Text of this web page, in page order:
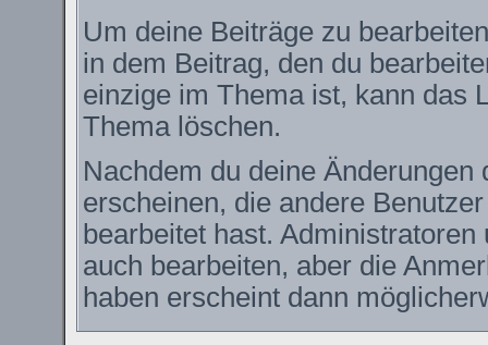
Um deine Beiträge zu
in dem Beitrag, den du
einzige im Thema ist, kann das
Thema löschen.
Nachdem du deine
erscheinen, die andere
bearbeitet hast.
auch bearbeiten, aber die
haben erscheint dann